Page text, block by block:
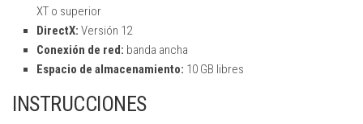
XT o superior
DirectX: Versión 12
Conexión de red: banda ancha
Espacio de almacenamiento: 10 GB libres
INSTRUCCIONES